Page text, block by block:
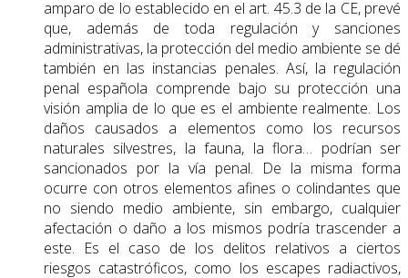
amparo de lo establecido en el art. 45.3 de la CE, prevé
que, además de toda regulación y sanciones
administrativas, la protección del medio ambiente se dé
también en las instancias penales. Así, la regulación
penal española comprende bajo su protección una
visión amplia de lo que es el ambiente realmente. Los
daños causados a elementos como los recursos
naturales silvestres, la fauna, la flora… podrían ser
sancionados por la vía penal. De la misma forma
ocurre con otros elementos afines o colindantes que
no siendo medio ambiente, sin embargo, cualquier
afectación o daño a los mismos podría trascender a
este. Es el caso de los delitos relativos a ciertos
riesgos catastróficos, como los escapes radiactivos,